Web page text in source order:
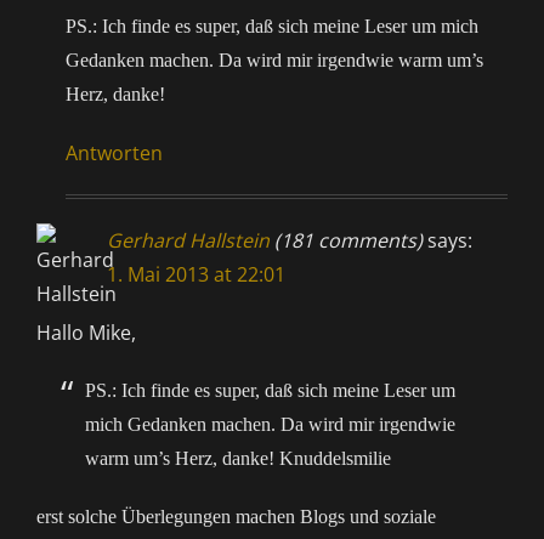
PS.: Ich finde es super, daß sich meine Leser um mich
Gedanken machen. Da wird mir irgendwie warm um’s
Herz, danke!
Antworten
Gerhard Hallstein (181 comments)says:
1. Mai 2013 at 22:01
Hallo Mike,
PS.: Ich finde es super, daß sich meine Leser um
mich Gedanken machen. Da wird mir irgendwie
warm um’s Herz, danke! Knuddelsmilie
erst solche Überlegungen machen Blogs und soziale